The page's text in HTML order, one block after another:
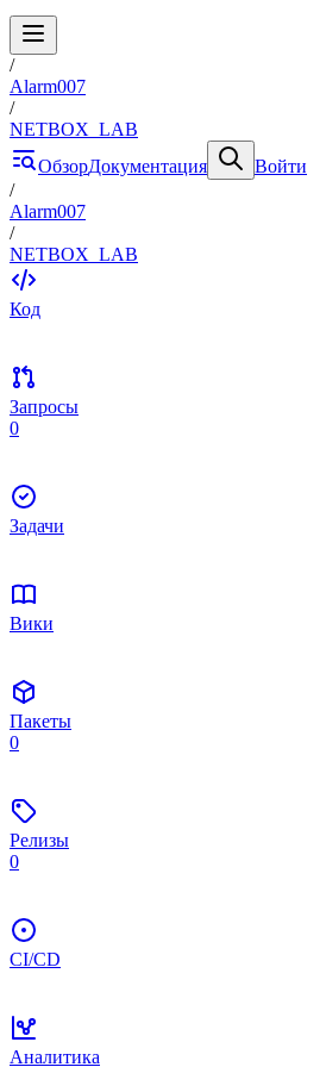
/
Alarm007
/
NETBOX_LAB
ОбзорДокументация
Войти
/
Alarm007
/
NETBOX_LAB
Код
Запросы
0
Задачи
Вики
Пакеты
0
Релизы
0
CI/CD
Аналитика